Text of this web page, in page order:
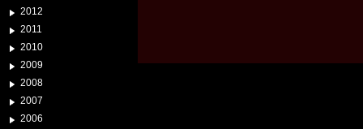
2012
2011
2010
2009
2008
2007
2006